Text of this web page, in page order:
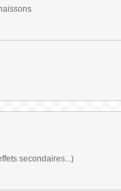
secondaires...)